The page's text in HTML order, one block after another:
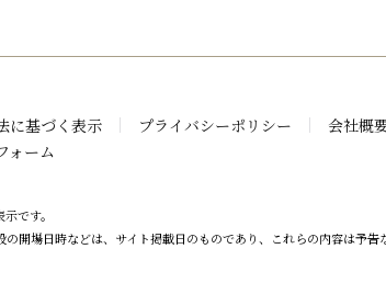
に基づく表示 プライバシーポリシー
会社概
ォーム
です。
開場日時などは、サイト掲載日のものであり、これらの内容は予告